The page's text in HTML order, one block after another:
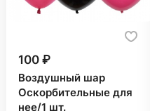
100 ₽
Воздушный шар
Оскорбительные для
нее/1 шт.